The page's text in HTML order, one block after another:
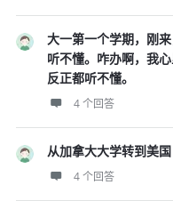
大一第一个学期，刚
听不懂。咋办啊，我
反正都听不懂。
4 个回答
从加拿大大学转到美国
4 个回答